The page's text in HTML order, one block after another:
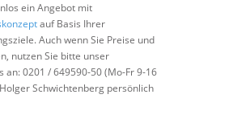
ein Angebot mit
auf Basis Ihrer
Auch wenn Sie Preise und
nutzen Sie bitte unser
an: 0201 / 649590-50 (Mo-Fr 9-16
Schwichtenberg persönlich